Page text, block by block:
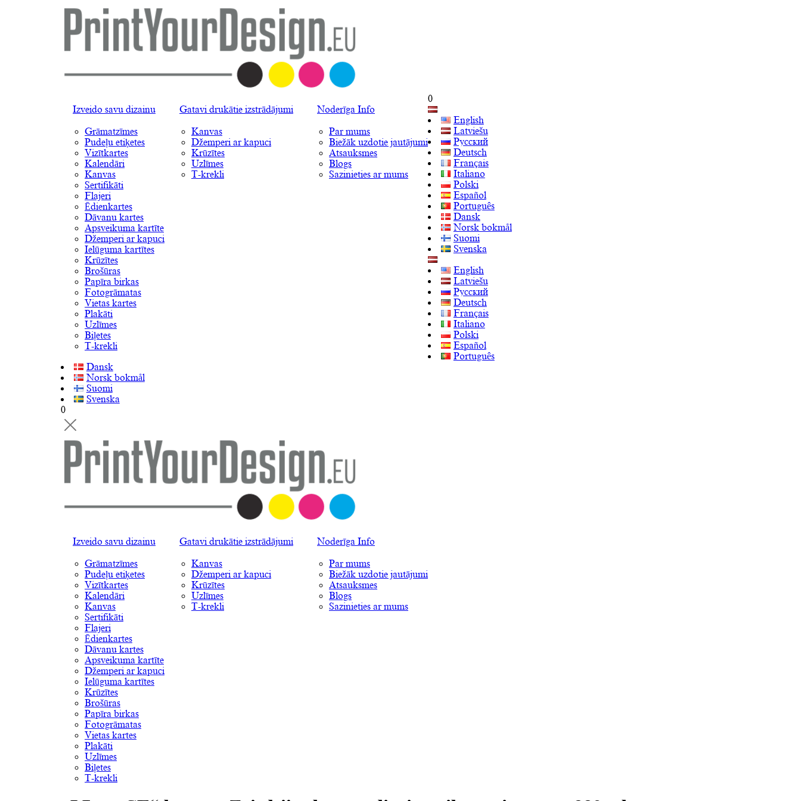
Izveido savu dizainu
Grāmatzīmes
Pudeļu etiķetes
Vizītkartes
Kalendāri
Kanvas
Sertifikāti
Flajeri
Ēdienkartes
Dāvanu kartes
Apsveikuma kartīte
Džemperi ar kapuci
Ielūguma kartītes
Krūzītes
Brošūras
Papīra birkas
Fotogrāmatas
Vietas kartes
Plakāti
Uzlīmes
Biļetes
T-krekli
Gatavi drukātie izstrādājumi
Kanvas
Džemperi ar kapuci
Krūzītes
Uzlīmes
T-krekli
Noderīga Info
Par mums
Biežāk uzdotie jautājumi
Atsauksmes
Blogs
Sazinieties ar mums
0
English
Latviešu
Русский
Deutsch
Français
Italiano
Polski
Español
Português
Dansk
Norsk bokmål
Suomi
Svenska
English
Latviešu
Русский
Deutsch
Français
Italiano
Polski
Español
Português
Dansk
Norsk bokmål
Suomi
Svenska
0
Izveido savu dizainu
Grāmatzīmes
Pudeļu etiķetes
Vizītkartes
Kalendāri
Kanvas
Sertifikāti
Flajeri
Ēdienkartes
Dāvanu kartes
Apsveikuma kartīte
Džemperi ar kapuci
Ielūguma kartītes
Krūzītes
Brošūras
Papīra birkas
Fotogrāmatas
Vietas kartes
Plakāti
Uzlīmes
Biļetes
T-krekli
Gatavi drukātie izstrādājumi
Kanvas
Džemperi ar kapuci
Krūzītes
Uzlīmes
T-krekli
Noderīga Info
Par mums
Biežāk uzdotie jautājumi
Atsauksmes
Blogs
Sazinieties ar mums